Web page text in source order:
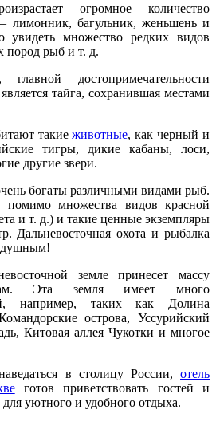
огромное количество
лимонник, багульник, женьшень и
множество редких видов
рыб и т. д.
достопримечательности
тайга, сохранившая местами
такиеживотные, как черный и
тигры, дикие кабаны, лоси,
другие звери.
богаты различными видами рыб.
помимо множества видов красной
и т. д.) и такие ценные экземпляры
Дальневосточная охота и рыбалка
земле принесет массу
Эта земля имеет много
например, таких как Долина
острова, Уссурийский
Китовая аллея Чукотки и многое
в столицу России, отель
готов приветствовать гостей и
для уютного и удобного отдыха.